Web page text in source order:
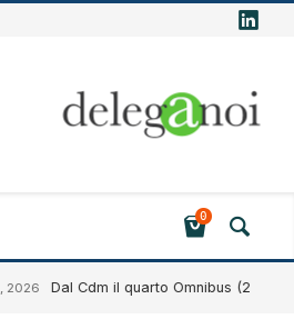
0
Dal Cdm il quarto Omnibus (2026)